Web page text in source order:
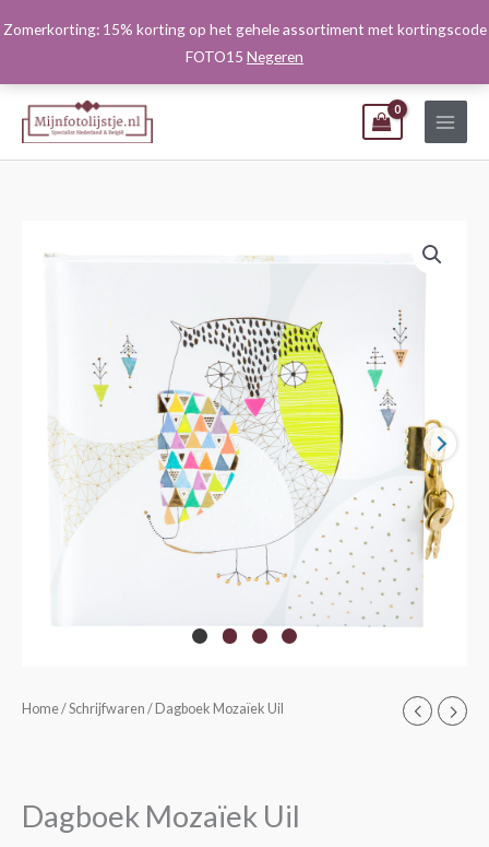
Zomerkorting: 15% korting op het gehele assortiment met kortingscode
FOTO15 Negeren
naar
Home/Schrijfwaren / Dagboek Mozaïek Uil
Dagboek Mozaïek Uil
Dagboek